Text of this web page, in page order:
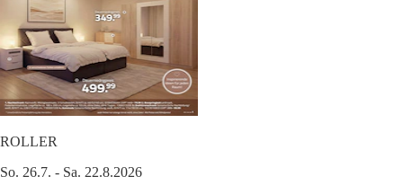
ROLLER
So. 26.7. - Sa. 22.8.2026